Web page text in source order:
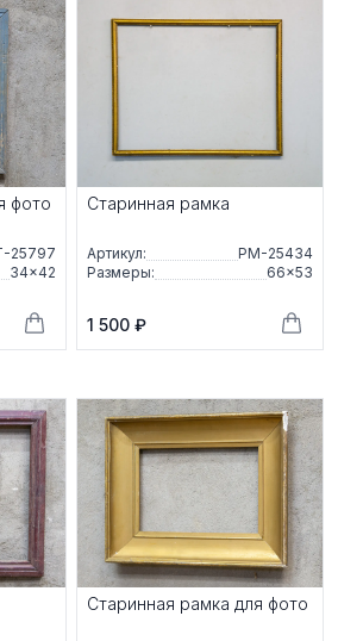
фото
25797
34×42
Старинная рамка
Артикул:
РМ-25434
Размеры:
66×53
1 500 ₽
Старинная рамка для фото